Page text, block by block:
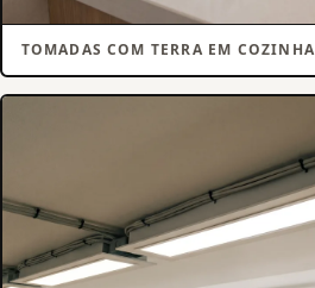
TOMADAS COM TERRA EM COZINHA